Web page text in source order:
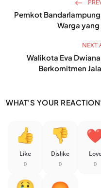
Pemkot
Warga yang
NEXT
Walikota Eva
Berkomitmen
WHAT'S YOUR
Like
0
Dislike
0 0